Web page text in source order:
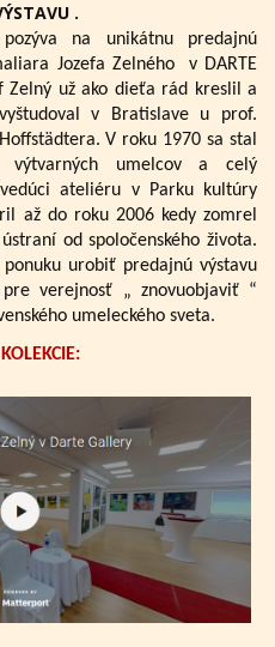
.
pozýva na unikátnu predajnú
Jozefa Zelného
v DARTE
Zelný už ako dieťa rád kreslil a
v Bratislave u prof.
V roku 1970 sa stal
výtvarných umelcov a celý
ateliéru v Parku kultúry
až do roku 2006 kedy zomrel
od spoločenského života.
ponuku urobiť predajnú výstavu
verejnosť „ znovuobjaviť “
umeleckého sveta.